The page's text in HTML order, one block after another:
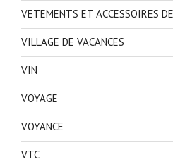
VETEMENTS ET ACCESSOIRES
VILLAGE DE VACANCES
VIN
VOYAGE
VOYANCE
VTC